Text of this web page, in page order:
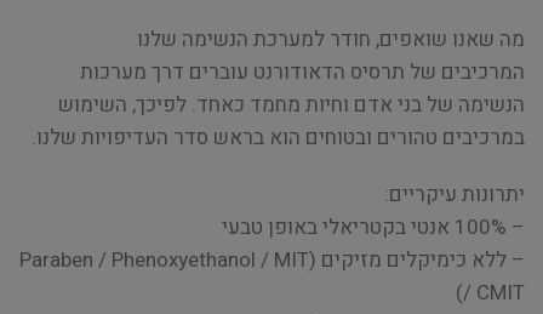
מה שאנו שואפים, חודר למערכת הנשימה שלנו
המרכיבים של תרסיס הדאודורנט עוברים דרך מערכות
הנשימה של בני אדם וחיות מחמד כאחד. לפיכך, השימוש
במרכיבים טהורים ובטוחים הוא בראש סדר העדיפויות שלנו.
יתרונות עיקריים:
– 100% אנטי בקטריאלי באופן טבעי
– ללא כימיקלים מזיקים (Paraben / Phenoxyethanol / MIT
/ CMIT)